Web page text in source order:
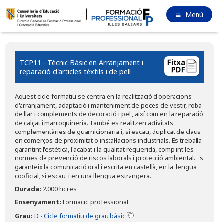
Menú
TCP11 - Tècnic Bàsic en Arranjament i
reparació d'articles tèxtils i de pell
Aquest cicle formatiu se centra en la realització d'operacions
d'arranjament, adaptació i manteniment de peces de vestir, roba
de llar i complements de decoració i pell, així com en la reparació
de calçat i marroquineria. També es realitzen activitats
complementàries de guarnicioneria i, si escau, duplicat de claus
en comerços de proximitat o instal·lacions industrials. Es treballa
garantint l'estètica, l'acabat i la qualitat requerida, complint les
normes de prevenció de riscos laborals i protecció ambiental. Es
garanteix la comunicació oral i escrita en castellà, en la llengua
cooficial, si escau, i en una llengua estrangera.
Durada: 2.000 hores
Ensenyament: Formació professional
Grau: D - Cicle formatiu de grau bàsic